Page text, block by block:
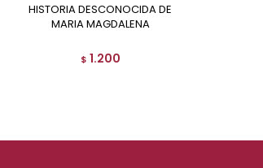
HISTORIA DESCONOCIDA DE
MARIA MAGDALENA
$ 1.200